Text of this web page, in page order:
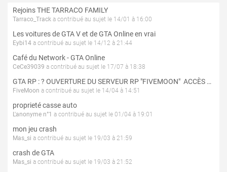
Rejoins THE TARRACO FAMILY
Tarraco_Track a contribué au sujet le 14/01 à 16:00
Les voitures de GTA V et de GTA Online en vrai
Eybi14 a contribué au sujet le 14/12 à 21:44
Café du Network - GTA Online
CeCe39039 a contribué au sujet le 17/07 à 18:38
GTA RP : ? OUVERTURE DU SERVEUR RP "FIVEMOON"  ACCÈS LIBRE ?
FiveMoon a contribué au sujet le 14/04 à 14:51
proprieté casse auto
L'anonyme n°1 a contribué au sujet le 01/04 à 19:01
mon jeu crash
Mas_si a contribué au sujet le 19/03 à 21:59
crash de GTA
Mas_si a contribué au sujet le 19/03 à 21:52